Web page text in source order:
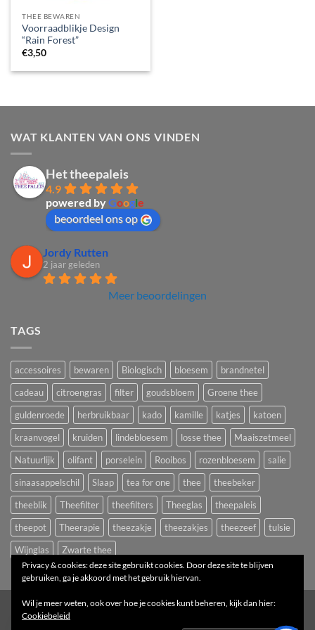
THEE BEWAREN
Voorraadblikje Design
“Rain Forest”
€3,50
WAT KLANTEN VAN ONS VINDEN
Het theepaleis
4.9
powered byGoogle
beoordeel ons op
Jordy Rutten
2 jaar geleden
Meer beoordelingen
TAGS
accessoires bewaren Biologisch bloesem
brandnetel
cadeau
citroengras filter goudsbloem
Groene thee
guldenroede
herbruikbaar kado kamille katjes
katoen
kraanvogel
kruiden lindebloesem losse thee
Maaiszetmeel
Natuurlijk
olifant porselein Rooibos rozenbloesem
salie
sinaasappelschil
Slaap tea for one thee
theebeker
theeblik
Theefilter theefilters Theeglas
theepaleis
theepot
Theerapie theezakje theezakjes theezeef
tulsie
Wijnglas
Zwarte thee
1
Privacy & cookies: deze site gebruikt cookies. Door deze site te blijven
gebruiken, ga je akkoord met het gebruik hiervan.
Wil je meer weten, ook over hoe je cookies kunt beheren, kijk dan hier:
Cookiebeleid